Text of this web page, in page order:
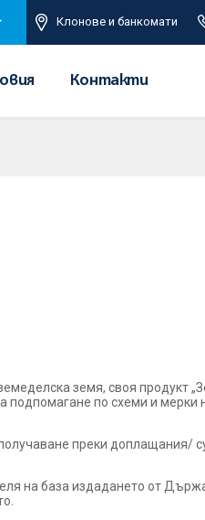
Клонове и банкомати
Контакти
земя, своя продукт
подпомагане по схеми и мерки
преки доплащания/
на база издадането от